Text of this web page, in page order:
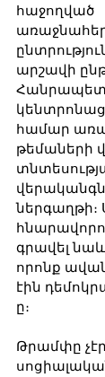
հաջողված
արշավի
համար
թեմաների
գրավել
որոնք
էին
ը։
Թրամփը